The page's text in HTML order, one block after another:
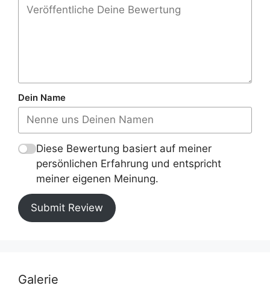
Dein Name
Diese Bewertung basiert auf meiner
persönlichen Erfahrung und entspricht
meiner eigenen Meinung.
Submit Review
Galerie